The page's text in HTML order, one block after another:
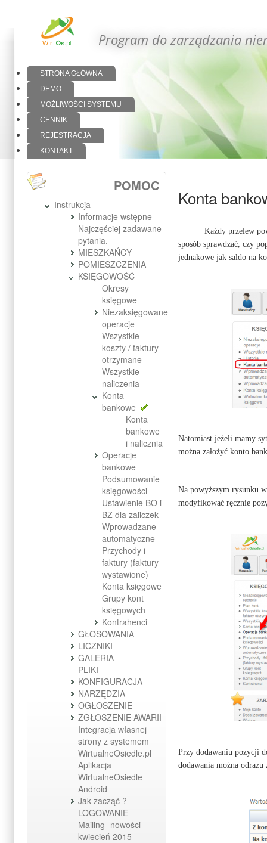
Program do zarządzania
STRONA GŁÓWNA
DEMO
MOŻLIWOŚCI SYSTEMU
CENNIK
REJESTRACJA
KONTAKT
Konta
Każdy przelew
sposób sprawdzać, czy
jednakowe jak saldo na
Natomiast jeżeli mamy
można założyć konto
Na powyższym rysunku
modyfikować ręcznie
Przy dodawaniu pozycji
dodawania można
POMOC
Instrukcja
Informacje wstępne
Najczęściej zadawane
pytania.
MIESZKAŃCY
POMIESZCZENIA
KSIĘGOWOŚĆ
Okresy
księgowe
Niezaksięgowane
operacje
Wszystkie
koszty / faktury
otrzymane
Wszystkie
naliczenia
Konta
bankowe
Konta
bankowe
i nalicznia
Operacje
bankowe
Podsumowanie
księgowości
Ustawienie BO i
BZ dla zaliczek
Wprowadzane
automatyczne
Przychody i
faktury (faktury
wystawione)
Konta księgowe
Grupy kont
księgowych
Kontrahenci
GŁOSOWANIA
LICZNIKI
GALERIA
PLIKI
KONFIGURACJA
NARZĘDZIA
OGŁOSZENIE
ZGŁOSZENIE AWARII
Integracja własnej
strony z systemem
WirtualneOsiedle.pl
Aplikacja
WirtualneOsiedle
Android
Jak zacząć ?
LOGOWANIE
Mailing- nowości
kwiecień 2015